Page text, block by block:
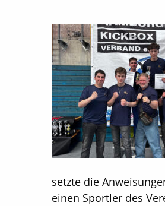
setzte die
einen Sportler des